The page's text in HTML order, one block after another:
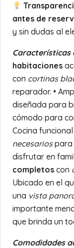
antes de
y sin dudas al
habitaciones
con cortinas
reparador. •
diseñada para
cómodo para
Cocina
necesariospara
disfrutar en
completos con
Ubicado en el
una vista
importante
que brinda un
Comodidades